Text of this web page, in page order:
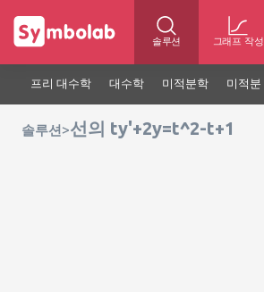
솔루션 그래프 작성
프리 대수학 대수학 미적분학 미적분
솔루션 >선의 ty'+2y=t^2-t+1